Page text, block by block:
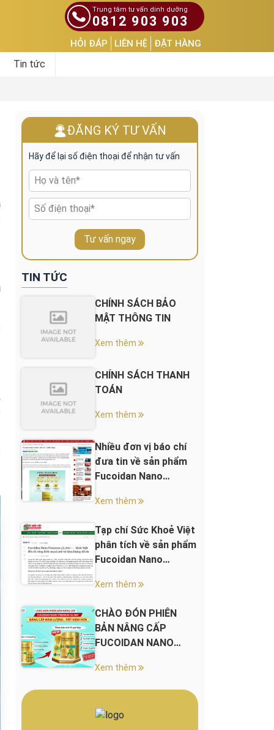
Trung tâm tư vấn dinh dưỡng
0812 903 903
HỎI ĐÁP LIÊN HỆ ĐẶT HÀNG
Tin tức
ĐĂNG KÝ TƯ VẤN
Hãy để lại số điện thoại để nhận tư vấn
Tư vấn ngay
TIN TỨC
CHÍNH SÁCH BẢO
MẬT THÔNG TIN
Xem thêm
CHÍNH SÁCH THANH
TOÁN
Xem thêm
Nhiều đơn vị báo chí
đưa tin về sản phẩm
Fucoidan Nano
Xem thêm
Tạp chí Sức Khoẻ Việt
phân tích về sản phẩm
Fucoidan Nano
Xem thêm
CHÀO ĐÓN PHIÊN
BẢN NÂNG CẤP
FUCOIDAN NANO
Xem thêm